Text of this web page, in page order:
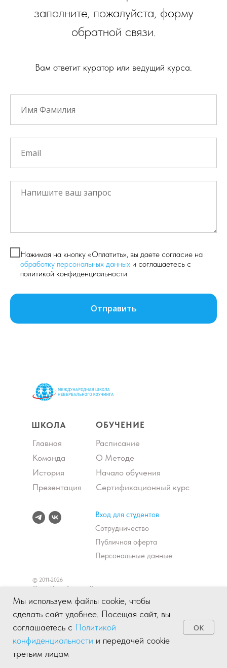
Главная
заполните, пожалуйста, форму
обратной связи.
Вам ответит куратор или ведущий курса.
Нажимая на кнопку «Оплатить», вы даете согласие на
обработку персональных данных и соглашаетесь c
политикой конфиденциальности
Отправить
ШКОЛА
Главная
Команда
История
Презентация
ОБУЧЕНИЕ
Расписание
О Методе
Начало обучения
Сертификационный курс
Вход для студентов
Сотрудничество
Публичная оферта
Персональные данные
© 2011-2026
Школа Невербального Коучинга
ИП Карклэ Людмила Николаевна
ИНН: 772707592447
ОГРНИП: 315774600006331
Мы используем файлы cookie, чтобы
сделать сайт удобнее. Посещая сайт, вы
соглашаетесь с Политикой
конфиденциальности и передачей cookie
третьим лицам
OK